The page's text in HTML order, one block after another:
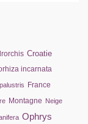
Croatie
incarnata
France
Montagne Neige
Ophrys